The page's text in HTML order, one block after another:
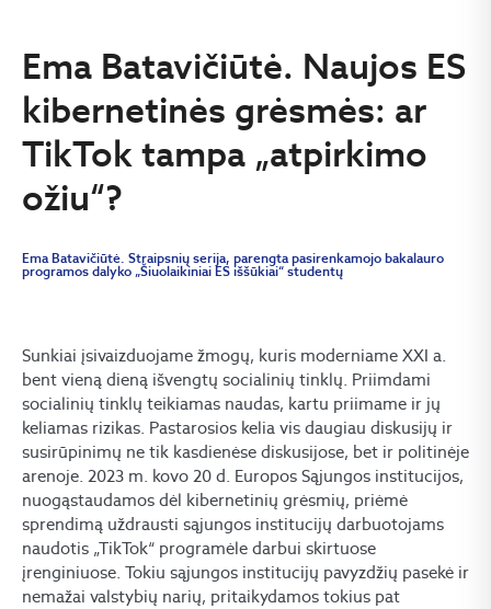
Ema Batavičiūtė. Naujos ES
kibernetinės grėsmės: ar
TikTok tampa „atpirkimo
ožiu“?
Ema Batavičiūtė. Straipsnių serija, parengta pasirenkamojo bakalauro
programos dalyko „Šiuolaikiniai ES iššūkiai“ studentų
Sunkiai įsivaizduojame žmogų, kuris moderniame XXI a.
bent vieną dieną išvengtų socialinių tinklų. Priimdami
socialinių tinklų teikiamas naudas, kartu priimame ir jų
keliamas rizikas. Pastarosios kelia vis daugiau diskusijų ir
susirūpinimų ne tik kasdienėse diskusijose, bet ir politinėje
arenoje. 2023 m. kovo 20 d. Europos Sąjungos institucijos,
nuogąstaudamos dėl kibernetinių grėsmių, priėmė
sprendimą uždrausti sąjungos institucijų darbuotojams
naudotis „TikTok“ programėle darbui skirtuose
įrenginiuose. Tokiu sąjungos institucijų pavyzdžių pasekė ir
nemažai valstybių narių, pritaikydamos tokius pat